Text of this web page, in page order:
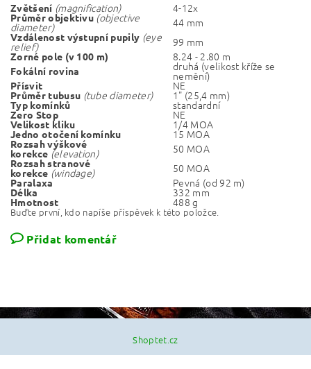
Zvětšení (magnification) 4-12x
Průměr objektivu (objective
diameter) 44 mm
Vzdálenost výstupní pupily (eye
relief) 99 mm
Zorné pole (v 100 m) 8.24 - 2.80 m
Fokální rovina druhá (velikost kříže se
nemění)
Přísvit NE
Průměr tubusu (tube diameter) 1" (25,4 mm)
Typ komínků standardní
Zero Stop NE
Velikost kliku 1/4 MOA
Jedno otočení komínku 15 MOA
Rozsah výškové
korekce (elevation) 50 MOA
Rozsah stranové
korekce (windage) 50 MOA
Paralaxa Pevná (od 92 m)
Délka 332 mm
Hmotnost 488 g
Buďte první, kdo napíše příspěvek k této položce.
Přidat komentář
Shoptet.cz